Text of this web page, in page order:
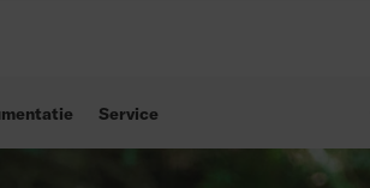
Service